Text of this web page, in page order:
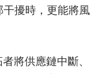
擾時，更能將風
將供應鏈中斷、